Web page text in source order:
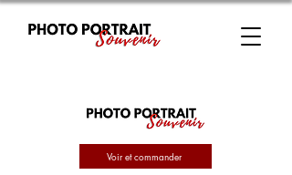
Voir et commander